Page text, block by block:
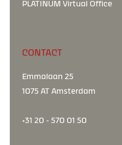
PLATINUM Virtual Office
CONTACT
Emmalaan 25
1075 AT Amsterdam
+31 20 - 570 01 50